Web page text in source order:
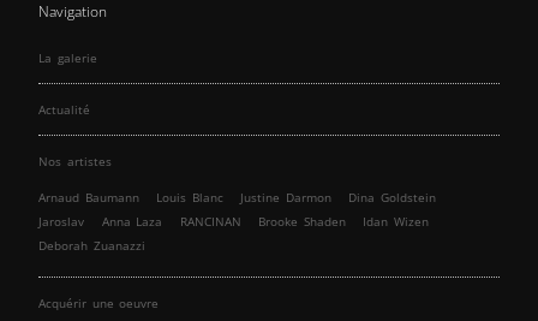
Navigation
La galerie
Actualité
Nos artistes
Arnaud Baumann Louis Blanc Justine Darmon
Dina Goldstein
Jaroslav
Anna Laza RANCINAN Brooke Shaden
Idan Wizen
Deborah Zuanazzi
Acquérir une oeuvre